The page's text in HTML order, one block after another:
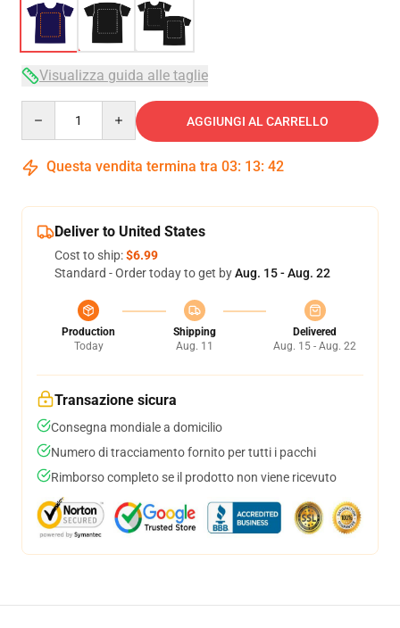
Visualizza guida alle taglie
AGGIUNGI AL CARRELLO
Questa vendita termina tra 03: 13: 41
Deliver to United States
Cost to ship:$6.99
Standard - Order today to get byAug. 15 - Aug. 22
Production
Today
Shipping
Aug. 11
Delivered
Aug. 15 - Aug. 22
Transazione sicura
Consegna mondiale a domicilio
Numero di tracciamento fornito per tutti i pacchi
Rimborso completo se il prodotto non viene ricevuto